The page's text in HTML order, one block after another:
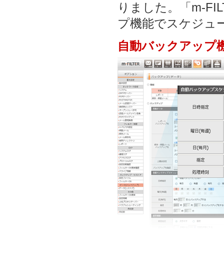
りました。「m-
プ機能でスケジュ
自動バックアップ